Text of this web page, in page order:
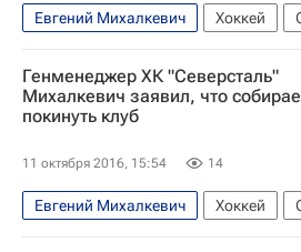
Евгений Михалкевич Хоккей
КХЛ 2025-2026
Северсталь
Генменеджер ХК "Северсталь"
Михалкевич заявил, что
покинуть клуб
11 октября 2016, 15:54 14
Евгений Михалкевич Хоккей
КХЛ 2025-2026
Северсталь